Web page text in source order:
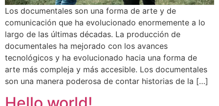
Los documentales son una forma de arte y de
comunicación que ha evolucionado enormemente a lo
largo de las últimas décadas. La producción de
documentales ha mejorado con los avances
tecnológicos y ha evolucionado hacia una forma de
arte más compleja y más accesible. Los documentales
son una manera poderosa de contar historias de la […]